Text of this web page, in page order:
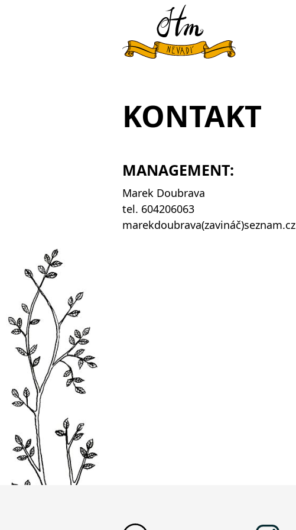
KONTAKT
MANAGEMENT:
Marek Doubrava
tel. 604206063
marekdoubrava(zavináč)seznam.cz